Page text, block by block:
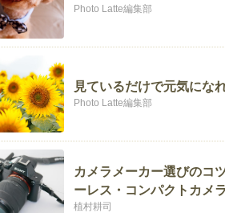
Photo Latte編集部
見ているだけで元気にな
Photo Latte編集部
カメラメーカー選びのコ
ーレス・コンパクトカメ
植村耕司